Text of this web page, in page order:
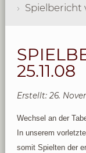
Spielbericht
25.11.08
Erstellt: 26.
Wechsel an der
In unserem
somit Spielten der